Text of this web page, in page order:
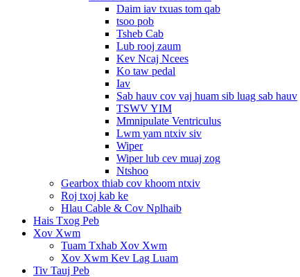
Daim iav txuas tom qab
tsoo pob
Tsheb Cab
Lub rooj zaum
Kev Ncaj Ncees
Ko taw pedal
Iav
Sab hauv cov vaj huam sib luag sab hauv
TSWV YIM
Mmnipulate Ventriculus
Lwm yam ntxiv siv
Wiper
Wiper lub cev muaj zog
Ntshoo
Gearbox thiab cov khoom ntxiv
Roj txoj kab ke
Hlau Cable & Cov Nplhaib
Hais Txog Peb
Xov Xwm
Tuam Txhab Xov Xwm
Xov Xwm Kev Lag Luam
Tiv Tauj Peb